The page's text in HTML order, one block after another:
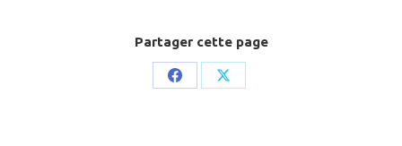
Partager cette page
Share
Share